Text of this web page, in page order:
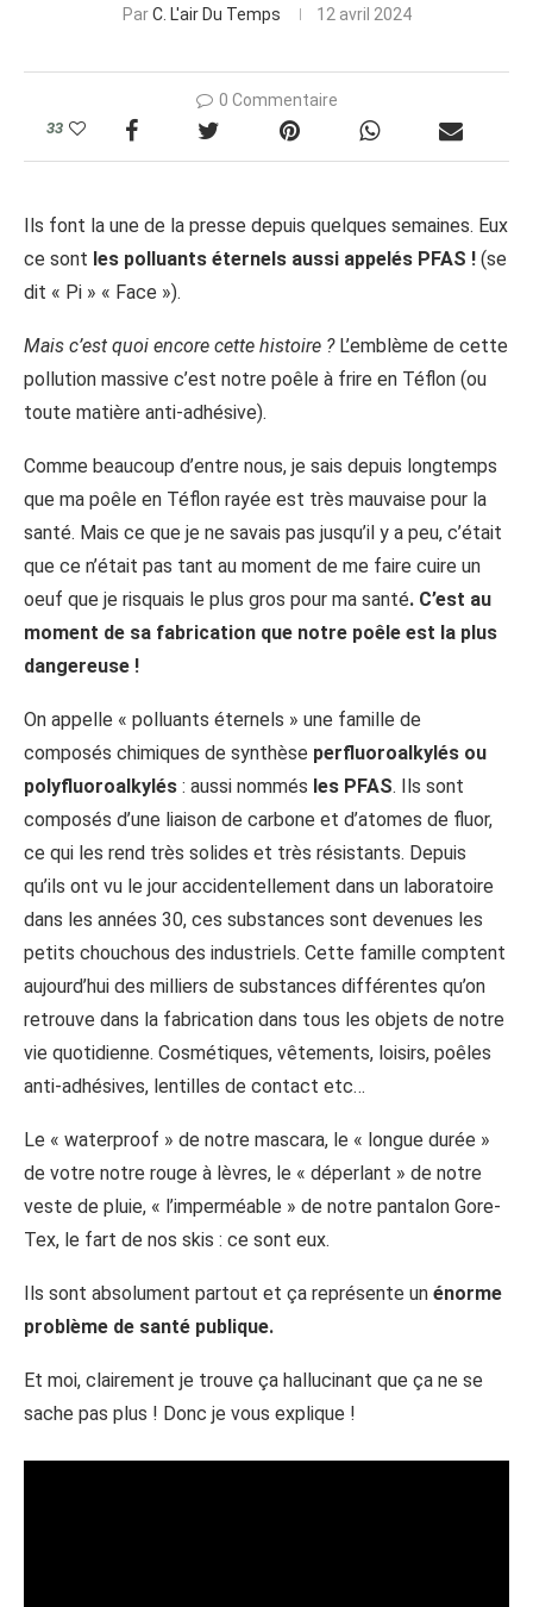
ParC. L'air Du Temps 12 avril 2024
0 Commentaire
33
Ils font la une de la presse depuis quelques semaines. Eux
ce sont les polluants éternels aussi appelés PFAS ! (se
dit « Pi » « Face »).
Mais c’est quoi encore cette histoire ?L’emblème de cette
pollution massive c’est notre poêle à frire en Téflon (ou
toute matière anti-adhésive).
Comme beaucoup d’entre nous, je sais depuis longtemps
que ma poêle en Téflon rayée est très mauvaise pour la
santé. Mais ce que je ne savais pas jusqu’il y a peu, c’était
que ce n’était pas tant au moment de me faire cuire un
oeuf que je risquais le plus gros pour ma santé. C’est au
moment de sa fabrication que notre poêle est la plus
dangereuse !
On appelle « polluants éternels » une famille de
composés chimiques de synthèse perfluoroalkylés ou
polyfluoroalkylés : aussi nommés les PFAS. Ils sont
composés d’une liaison de carbone et d’atomes de fluor,
ce qui les rend très solides et très résistants. Depuis
qu’ils ont vu le jour accidentellement dans un laboratoire
dans les années 30, ces substances sont devenues les
petits chouchous des industriels. Cette famille comptent
aujourd’hui des milliers de substances différentes qu’on
retrouve dans la fabrication dans tous les objets de notre
vie quotidienne. Cosmétiques, vêtements, loisirs, poêles
anti-adhésives, lentilles de contact etc…
Le « waterproof » de notre mascara, le « longue durée »
de votre notre rouge à lèvres, le « déperlant » de notre
veste de pluie, « l’imperméable » de notre pantalon Gore-
Tex, le fart de nos skis : ce sont eux.
Ils sont absolument partout et ça représente un énorme
problème de santé publique.
Et moi, clairement je trouve ça hallucinant que ça ne se
sache pas plus ! Donc je vous explique !